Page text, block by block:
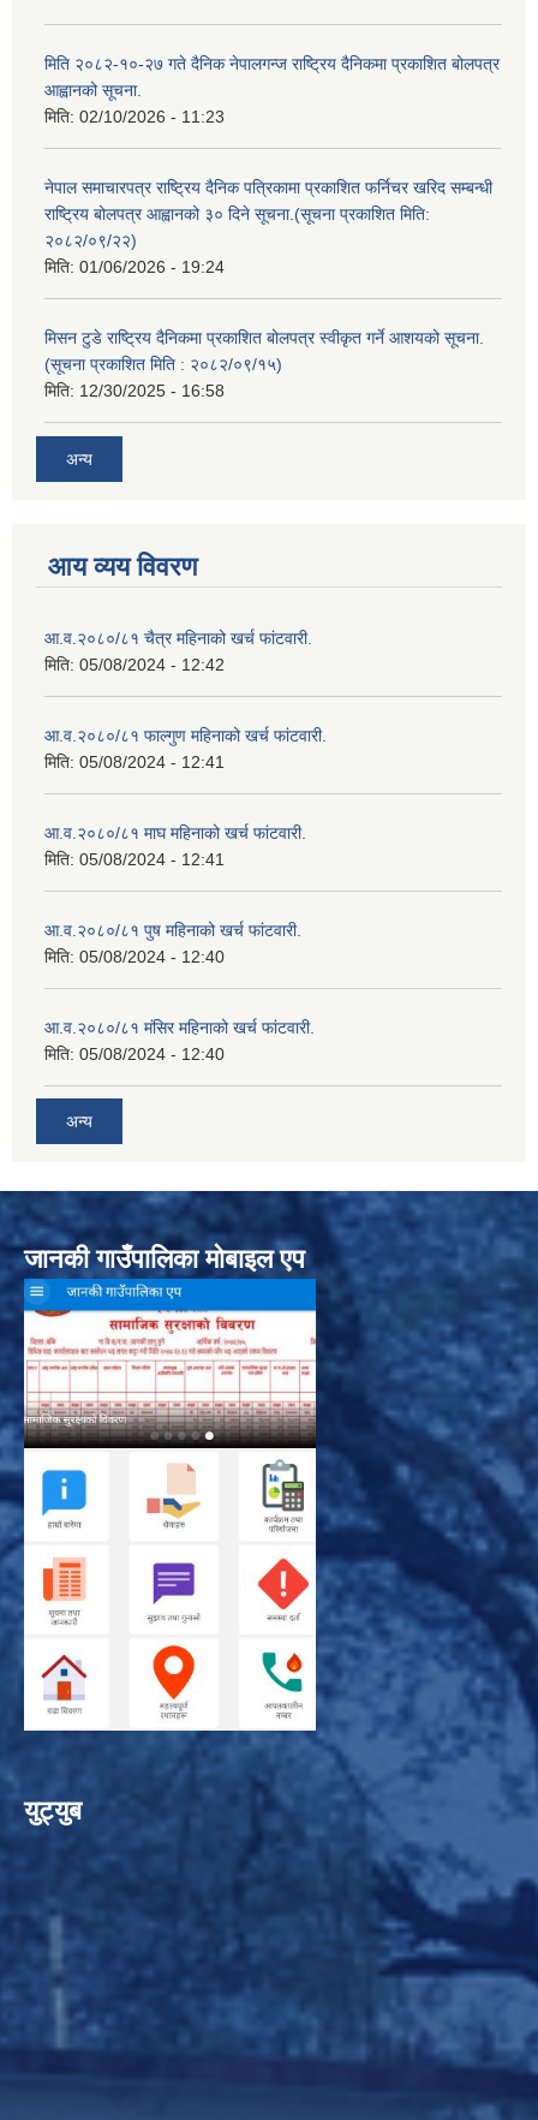
मिति २०८२-१०-२७ गते दैनिक नेपालगन्ज राष्ट्रिय दैनिकमा प्रकाशित बोलपत्र
आह्वानको सूचना.
मिति: 02/10/2026 - 11:23
नेपाल समाचारपत्र राष्ट्रिय दैनिक पत्रिकामा प्रकाशित फर्निचर खरिद सम्बन्धी
राष्ट्रिय बोलपत्र आह्वानको ३० दिने सूचना.(सूचना प्रकाशित मिति:
२०८२/०९/२२)
मिति: 01/06/2026 - 19:24
मिसन टुडे राष्ट्रिय दैनिकमा प्रकाशित बोलपत्र स्वीकृत गर्ने आशयको सूचना.
(सूचना प्रकाशित मिति : २०८२/०९/१५)
मिति: 12/30/2025 - 16:58
अन्य
आय व्यय विवरण
आ.व.२०८०/८१ चैत्र महिनाको खर्च फांटवारी.
मिति: 05/08/2024 - 12:42
आ.व.२०८०/८१ फाल्गुण महिनाको खर्च फांटवारी.
मिति: 05/08/2024 - 12:41
आ.व.२०८०/८१ माघ महिनाको खर्च फांटवारी.
मिति: 05/08/2024 - 12:41
आ.व.२०८०/८१ पुष महिनाको खर्च फांटवारी.
मिति: 05/08/2024 - 12:40
आ.व.२०८०/८१ मंसिर महिनाको खर्च फांटवारी.
मिति: 05/08/2024 - 12:40
अन्य
जानकी गाउँपालिका मोबाइल एप
युट्युब